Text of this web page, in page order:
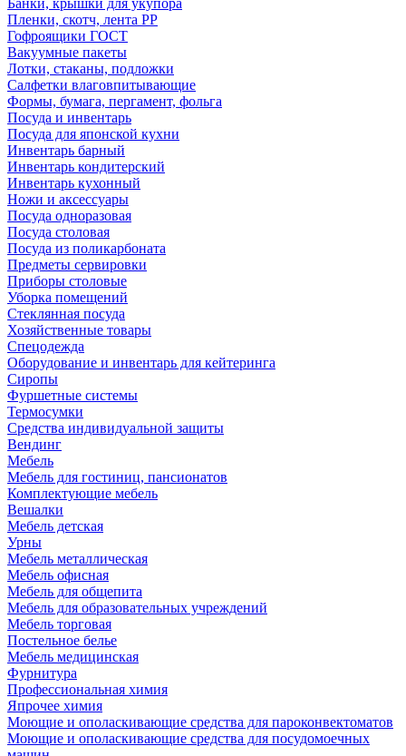
Банки, крышки для укупора
Пленки, скотч, лента РР
Гофроящики ГОСТ
Вакуумные пакеты
Лотки, стаканы, подложки
Салфетки влаговпитывающие
Формы, бумага, пергамент, фольга
Посуда и инвентарь
Посуда для японской кухни
Инвентарь барный
Инвентарь кондитерский
Инвентарь кухонный
Ножи и аксессуары
Посуда одноразовая
Посуда столовая
Посуда из поликарбоната
Предметы сервировки
Приборы столовые
Уборка помещений
Стеклянная посуда
Хозяйственные товары
Спецодежда
Оборудование и инвентарь для кейтеринга
Сиропы
Фуршетные системы
Термосумки
Средства индивидуальной защиты
Вендинг
Мебель
Мебель для гостиниц, пансионатов
Комплектующие мебель
Вешалки
Мебель детская
Урны
Мебель металлическая
Мебель офисная
Мебель для общепита
Мебель для образовательных учреждений
Мебель торговая
Постельное белье
Мебель медицинская
Фурнитура
Профессиональная химия
Япрочее химия
Моющие и ополаскивающие средства для пароконвектоматов
Моющие и ополаскивающие средства для посудомоечных